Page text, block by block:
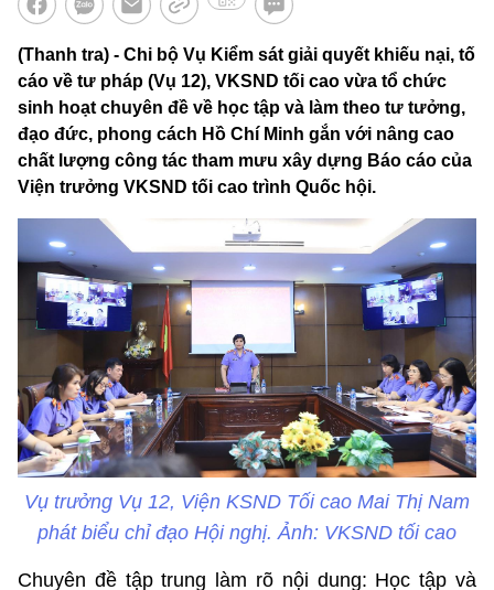
(Thanh tra) - Chi bộ Vụ Kiểm sát giải quyết khiếu nại, tố
cáo về tư pháp (Vụ 12), VKSND tối cao vừa tổ chức
sinh hoạt chuyên đề về học tập và làm theo tư tưởng,
đạo đức, phong cách Hồ Chí Minh gắn với nâng cao
chất lượng công tác tham mưu xây dựng Báo cáo của
Viện trưởng VKSND tối cao trình Quốc hội.
Vụ trưởng Vụ 12, Viện KSND Tối cao Mai Thị Nam
phát biểu chỉ đạo Hội nghị. Ảnh: VKSND tối cao
Chuyên đề tập trung làm rõ nội dung: Học tập và